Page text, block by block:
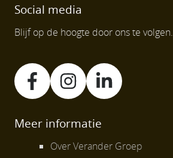
Social media
Blijf op de hoogte door ons te volgen.
Meer informatie
Over Verander Groep